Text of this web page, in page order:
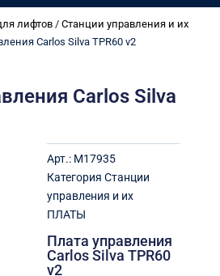
лифтов / Станции управления и их
Carlos Silva TPR60 v2
Carlos Silva
Арт.: M17935
Категория Станции
управления и их
ПЛАТЫ
Плата управления
Carlos Silva TPR60
v2